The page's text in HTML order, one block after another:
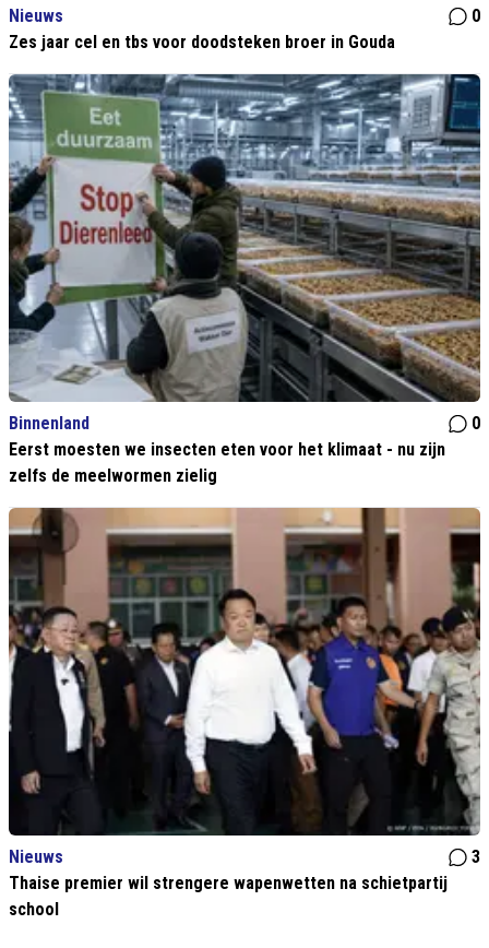
Nieuws
0
Zes jaar cel en tbs voor doodsteken broer in Gouda
Binnenland
0
Eerst moesten we insecten eten voor het klimaat - nu zijn
zelfs de meelwormen zielig
Nieuws
3
Thaise premier wil strengere wapenwetten na schietpartij
school